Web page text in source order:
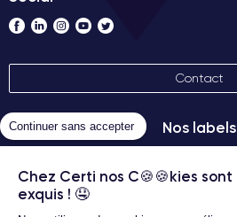
Continuer sans accepter
Chez Certi nos C🍪🍪kies sont
exquis ! 🤤
Contact
Nos labels